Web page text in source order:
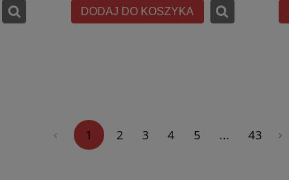
DODAJ DO KOSZYKA
« 1 2 3 4 5 ... 43 »